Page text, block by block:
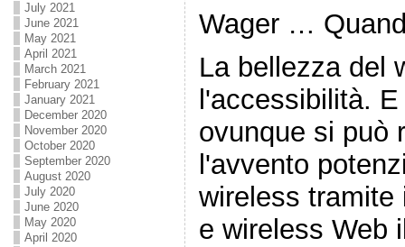
July 2021
June 2021
May 2021
April 2021
March 2021
February 2021
January 2021
December 2020
November 2020
October 2020
September 2020
August 2020
July 2020
June 2020
May 2020
April 2020
Wager …
La bellezza del
l'accessibilità.
ovunque si può
l'avvento
wireless tramite
e wireless Web